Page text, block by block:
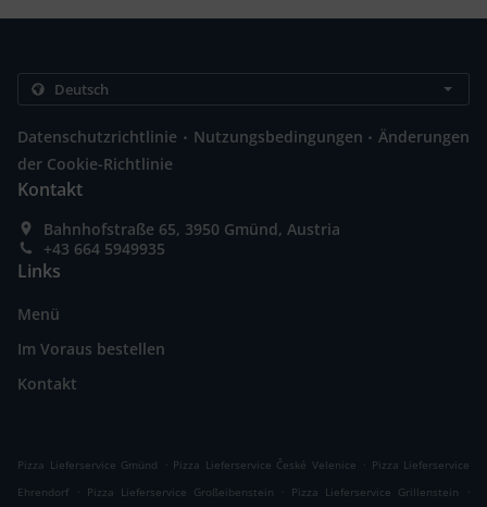
Datenschutzrichtlinie . Nutzungsbedingungen . Änderungen
der Cookie-Richtlinie
Kontakt
Bahnhofstraße 65, 3950 Gmünd, Austria
+43 664 5949935
Links
Menü
Im Voraus bestellen
Kontakt
Pizza Lieferservice Gmünd . Pizza Lieferservice České Velenice . Pizza Lieferservice
Ehrendorf
. Pizza Lieferservice Großeibenstein . Pizza Lieferservice Grillenstein
.